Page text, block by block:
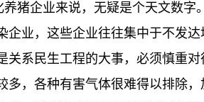
猪企业来说，无疑是个天文数字
业，这些企业往往集中于不发
系民生工程的大事，必须慎重
，各种有害气体很难得以排除